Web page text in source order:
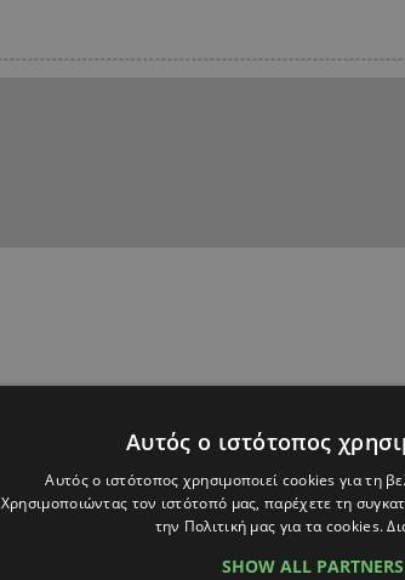
Αυτός ο ιστότοπος
Αυτός ο ιστότοπος χρησιμοποιεί cookies για τη
Χρησιμοποιώντας τον ιστότοπό μας, παρέχετε τη
την Πολιτική μας για τα cookies.
SHOW ALL PARTNERS